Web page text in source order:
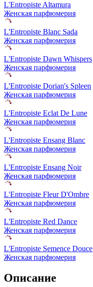
L'Entropiste Altamura
Женская парфюмерия
L'Entropiste Blanc Sada
Женская парфюмерия
L'Entropiste Dawn Whispers
Женская парфюмерия
L'Entropiste Dorian's Spleen
Женская парфюмерия
L'Entropiste Eclat De Lune
Женская парфюмерия
L'Entropiste Ensang Blanc
Женская парфюмерия
L'Entropiste Ensang Noir
Женская парфюмерия
L'Entropiste Fleur D'Ombre
Женская парфюмерия
L'Entropiste Red Dance
Женская парфюмерия
L'Entropiste Semence Douce
Женская парфюмерия
Описание